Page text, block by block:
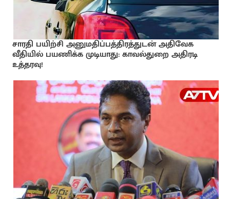
சாரதி பயிற்சி அனுமதிப்பத்திரத்துடன் அதிவேக
வீதியில் பயணிக்க முடியாது: காவல்துறை அதிரடி
உத்தரவு!